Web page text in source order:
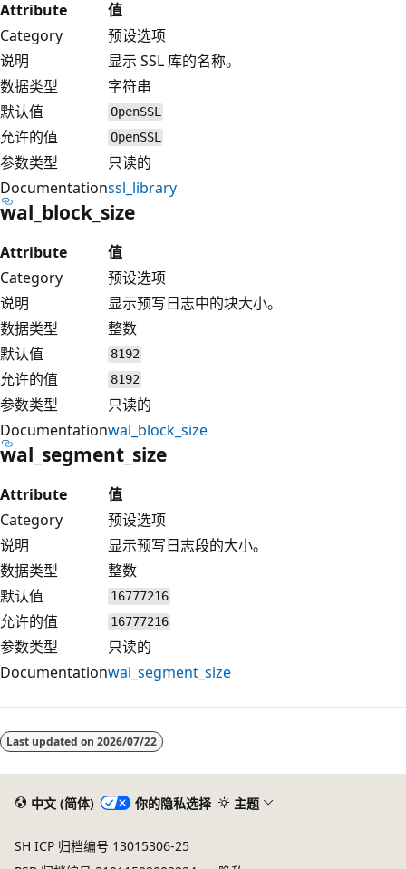
Attribute
值
Category
预设选项
说明
显示 SSL 库的名称。
数据类型
字符串
默认值
OpenSSL
允许的值 OpenSSL
参数类型
只读的
Documentationssl_library
wal_block_size
Attribute
值
Category
预设选项
说明
显示预写日志中的块大小。
数据类型
整数
默认值
8192
允许的值 8192
参数类型
只读的
Documentationwal_block_size
wal_segment_size
Attribute
值
Category
预设选项
说明
显示预写日志段的大小。
数据类型
整数
默认值
16777216
允许的值 16777216
参数类型
只读的
Documentationwal_segment_size
Last updated on 2026/07/22
中文 (简体) 你的隐私选择 主题
SH ICP 归档编号 13015306-25